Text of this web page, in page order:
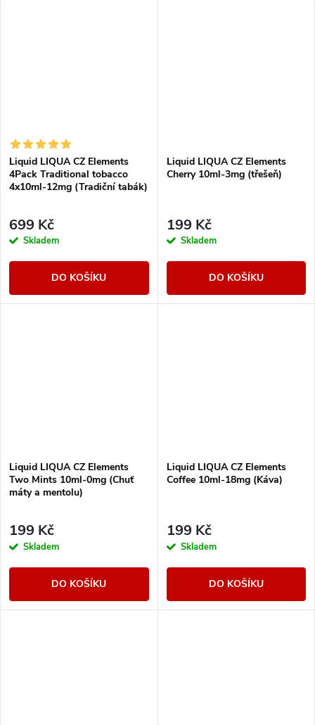
Liquid LIQUA CZ Elements
4Pack Traditional tobacco
4x10ml-12mg (Tradiční tabák)
699 Kč
Skladem
DO KOŠÍKU
Liquid LIQUA CZ Elements
Cherry 10ml-3mg (třešeň)
199 Kč
Skladem
DO KOŠÍKU
Liquid LIQUA CZ Elements
Two Mints 10ml-0mg (Chuť
máty a mentolu)
199 Kč
Skladem
DO KOŠÍKU
Liquid LIQUA CZ Elements
Coffee 10ml-18mg (Káva)
199 Kč
Skladem
DO KOŠÍKU